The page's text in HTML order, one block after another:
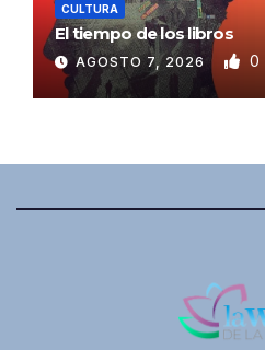
CULTURA
El tiempo de los libros
AGOSTO 7, 2026 0